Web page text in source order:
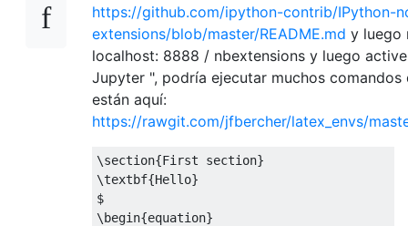
https://github.com/ipython-contrib/IPython-
extensions/blob/master/README.md y luego
localhost: 8888 / nbextensions y luego
Jupyter ", podría ejecutar muchos comandos
están aquí:
https://rawgit.com/jfbercher/latex_envs/
\section{First section}
\textbf{Hello}
$
\begin{equation}